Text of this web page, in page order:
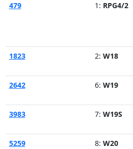
479 1: RPG4/2
1823 2: W18
2642
6: W19
3983
7: W19S
5259
8: W20